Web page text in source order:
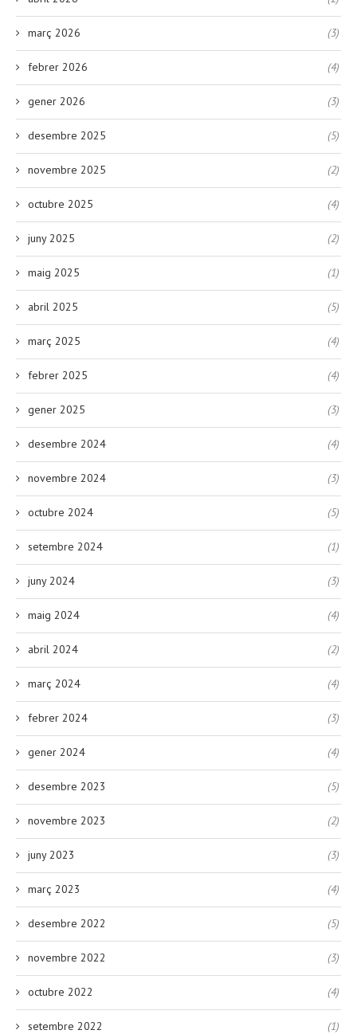
març 2026 (3)
febrer 2026 (4)
gener 2026 (3)
desembre 2025 (5)
novembre 2025 (2)
octubre 2025 (4)
juny 2025 (2)
maig 2025 (1)
abril 2025 (5)
març 2025 (4)
febrer 2025 (4)
gener 2025 (3)
desembre 2024 (4)
novembre 2024 (3)
octubre 2024 (5)
setembre 2024 (1)
juny 2024 (3)
maig 2024 (4)
abril 2024 (2)
març 2024 (4)
febrer 2024 (3)
gener 2024 (4)
desembre 2023 (5)
novembre 2023 (2)
juny 2023 (3)
març 2023 (4)
desembre 2022 (5)
novembre 2022 (3)
octubre 2022 (4)
setembre 2022 (1)